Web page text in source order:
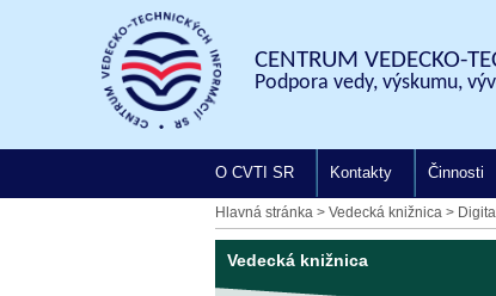
CENTRUM VEDECKO-
Podpora vedy, výskumu,
O CVTI SR Kontakty Činnosti
Hlavná stránka > Vedecká knižnica >
Vedecká knižnica